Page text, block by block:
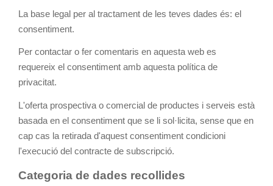
La base legal per al tractament de les teves dades és: el
consentiment.
Per contactar o fer comentaris en aquesta web es
requereix el consentiment amb aquesta política de
privacitat.
L'oferta prospectiva o comercial de productes i serveis està
basada en el consentiment que se li sol·licita, sense que en
cap cas la retirada d'aquest consentiment condicioni
l'execució del contracte de subscripció.
Categoria de dades recollides